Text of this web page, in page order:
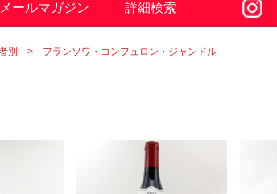
メールマガジン 詳細検索
別 フランソワ・コンフュロン・ジャンドル